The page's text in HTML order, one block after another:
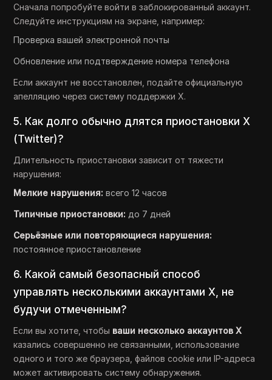
Сначала попробуйте войти в заблокированный аккаунт.
Следуйте инструкциям на экране, например:
Проверка вашей электронной почты
Обновление или подтверждение номера телефона
Если аккаунт не восстановлен, подайте официальную
апелляцию через систему поддержки X.
5. Как долго обычно длятся приостановки X
(Twitter)?
Длительность приостановки зависит от тяжести
нарушения:
Мелкие нарушения: всего 12 часов
Типичные приостановки: до 7 дней
Серьёзные или повторяющиеся нарушения:
постоянное приостановление
6. Какой самый безопасный способ
управлять несколькими аккаунтами X, не
будучи отмеченным?
Если вы хотите, чтобы ваши несколько аккаунтов X
казались совершенно не связанными, использование
одного и того же браузера, файлов cookie или IP-адреса
может активировать систему обнаружения.